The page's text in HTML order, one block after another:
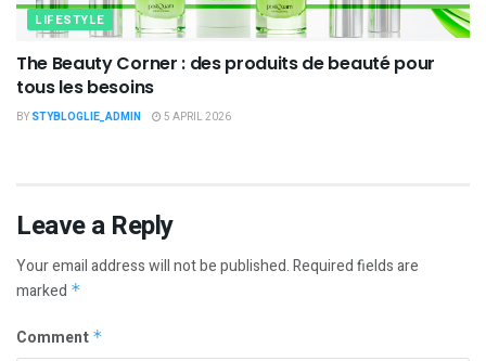
LIFESTYLE
The Beauty Corner : des produits de beauté pour
tous les besoins
BY STYBLOGLIE_ADMIN 5 APRIL 2026
Leave a Reply
Your email address will not be published.Required fields are
marked *
Comment *